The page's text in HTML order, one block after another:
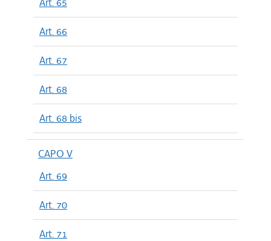
Art. 66
Art. 67
Art. 68
Art. 68 bis
CAPO V
Art. 69
Art. 70
Art. 71